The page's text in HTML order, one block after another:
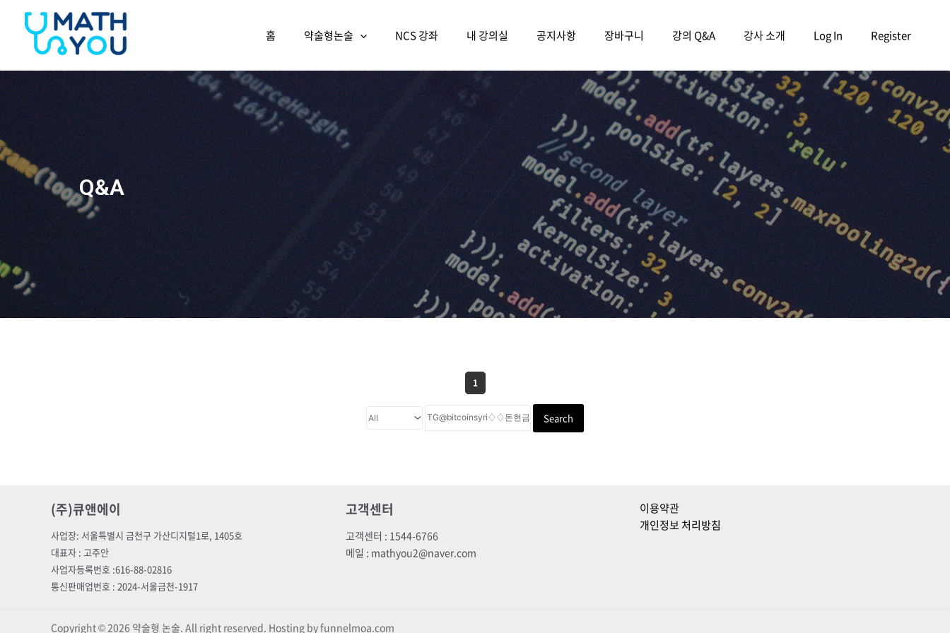
건너뛰기
홈 약술형논술 NCS 강좌 내 강의실 공지사항 장바구니 강의 Q&A 강사 소개 Log In Register
Q&A
1
Search
(주)큐앤에이
사업장: 서울특별시 금천구 가산디지털1로, 1405호
대표자 : 고주안
사업자등록번호 :616-88-02816
통신판매업번호 : 2024-서울금천-1917
고객센터
고객센터 : 1544-6766
메일 : mathyou2@naver.com
이용약관
개인정보 처리방침
Copyright © 2026 약술형 논술. All right reserved. Hosting by funnelmoa.com